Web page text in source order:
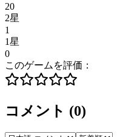
20
2星
1
1星
0
このゲームを評価：
コメント (0)